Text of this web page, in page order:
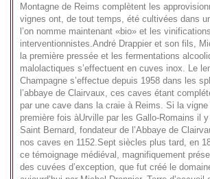
Montagne de Reims complètent les
vignes ont, de tout temps, été cultivées dans
l’on nomme maintenant «bio» et les
interventionnistes.André Drappier et son fils,
la première pressée et les fermentations
malolactiques s’effectuent en cuves inox. Le
Champagne s’effectue depuis 1958 dans les
l’abbaye de Clairvaux, ces caves étant
par une cave dans la craie à Reims. Si la
première fois àUrville par les Gallo-Romains il
Saint Bernard, fondateur de l’Abbaye de
nos caves en 1152.Sept siècles plus tard, en
ce témoignage médiéval, magnifiquement
des cuvées d’exception, que fut créé le